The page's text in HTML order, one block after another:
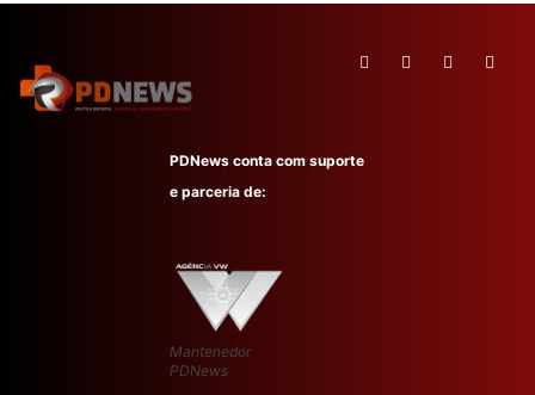
PDNews conta com suporte
e parceria de:
Mantenedor
PDNews